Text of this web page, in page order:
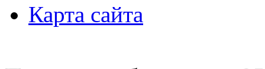
Карта сайта